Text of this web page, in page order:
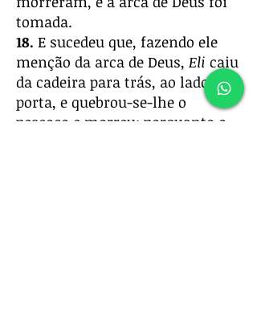
tomada.
18. E sucedeu que, fazendo ele
menção da arca de Deus, Eli caiu
da cadeira para trás, ao lado da
porta, e quebrou-se-lhe o
pescoço e morreu; porquanto o